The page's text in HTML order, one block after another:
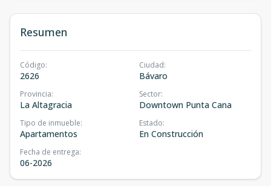
Resumen
Código:
2626
Ciudad:
Bávaro
Provincia:
La Altagracia
Sector:
Downtown Punta Cana
Tipo de inmueble:
Apartamentos
Estado:
En Construcción
Fecha de entrega:
06-2026